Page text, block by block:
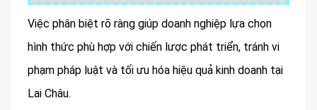
Việc phân biệt rõ ràng giúp doanh nghiệp lựa chọn
hình thức phù hợp với chiến lược phát triển, tránh vi
phạm pháp luật và tối ưu hóa hiệu quả kinh doanh tại
Lai Châu.